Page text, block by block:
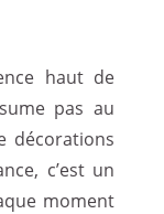
haut de
pas au
décorations
c’est un
moment